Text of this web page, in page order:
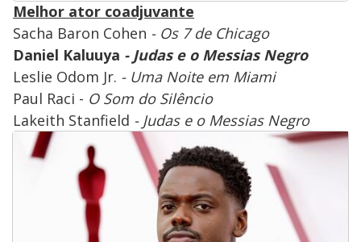
Melhor ator coadjuvante
Sacha Baron Cohen - Os 7 de Chicago
Daniel Kaluuya - Judas e o Messias Negro
Leslie Odom Jr. - Uma Noite em Miami
Paul Raci - O Som do Silêncio
Lakeith Stanfield - Judas e o Messias Negro